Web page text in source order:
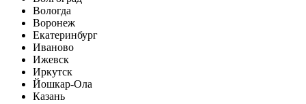
Вологда
Воронеж
Екатеринбург
Иваново
Ижевск
Иркутск
Йошкар-Ола
Казань